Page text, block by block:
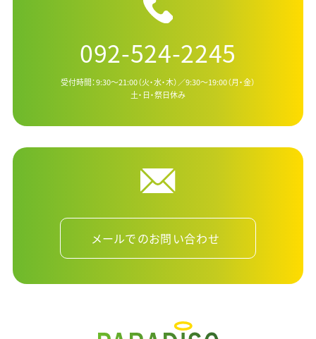
092-524-2245
受付時間：9:30～21:00（火・水・木）／9:30～19:00（月・金）
土・日・祭日休み
メールでのお問い合わせ